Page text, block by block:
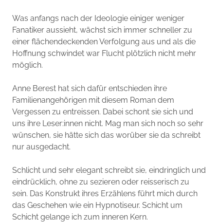
Was anfangs nach der Ideologie einiger weniger
Fanatiker aussieht, wächst sich immer schneller zu
einer flächendeckenden Verfolgung aus und als die
Hoffnung schwindet war Flucht plötzlich nicht mehr
möglich.
Anne Berest hat sich dafür entschieden ihre
Familienangehörigen mit diesem Roman dem
Vergessen zu entreissen. Dabei schont sie sich und
uns ihre Leser:innen nicht. Mag man sich noch so sehr
wünschen, sie hätte sich das worüber sie da schreibt
nur ausgedacht.
Schlicht und sehr elegant schreibt sie, eindringlich und
eindrücklich, ohne zu sezieren oder reisserisch zu
sein. Das Konstrukt ihres Erzählens führt mich durch
das Geschehen wie ein Hypnotiseur. Schicht um
Schicht gelange ich zum inneren Kern.